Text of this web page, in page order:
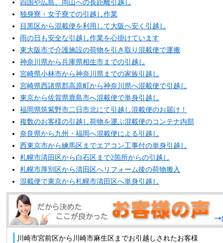
四国や広島、岡山への長距離引越し
独身寮・女子寮での引越し作業
目黒区から混載便を利用して大阪へ安く引越し
雨の日も安全な引越し作業を心掛けています
東大阪市で介護施設の荷物を引き取り混載便で運搬
神奈川県から兵庫県相生市までの引越し
宮崎県小林市から神奈川県までの家族引越し
宮崎県西諸県郡高原町から神奈川県へ混載便で引越し
東京から佐賀県鹿島市へ混載便で単身引越し
福岡県筑紫野市二日市北にて引越し混載便のお届け！
複数のお客様の引越し荷物を運ぶ混載便のコンテナ内部
奈良県から九州・福岡へ混載便による引越し
西東京市から練馬区までエアコン工事付の単身引越し
札幌市清田区から白石区まで2箇所からの引越し
札幌市厚別区から清田区へリフォーム後の荷物搬入
混載便で東京から札幌市清田区へ単身引越し